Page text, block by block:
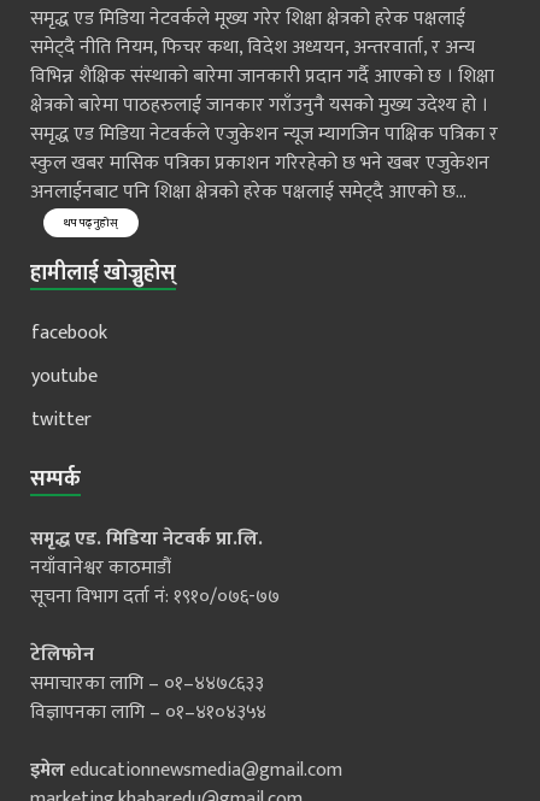
समृद्ध एड मिडिया नेटवर्कले मूख्य गरेर शिक्षा क्षेत्रको हरेक पक्षलाई
समेट्दै नीति नियम, फिचर कथा, विदेश अध्ययन, अन्तरवार्ता, र अन्य
विभिन्न शैक्षिक संस्थाको बारेमा जानकारी प्रदान गर्दै आएको छ । शिक्षा
क्षेत्रको बारेमा पाठहरुलाई जानकार गराँउनुनै यसको मुख्य उदेश्य हो ।
समृद्ध एड मिडिया नेटवर्कले एजुकेशन न्यूज म्यागजिन पाक्षिक पत्रिका र
स्कुल खबर मासिक पत्रिका प्रकाशन गरिरहेको छ भने खबर एजुकेशन
अनलाईनबाट पनि शिक्षा क्षेत्रको हरेक पक्षलाई समेट्दै आएको छ...
थप पढ्नुहोस्
हामीलाई खोज्नुहोस्
facebook
youtube
twitter
सम्पर्क
समृद्ध एड. मिडिया नेटवर्क प्रा.लि.
नयाँवानेश्वर काठमाडौं
सूचना विभाग दर्ता नं: १९१०/०७६-७७
टेलिफोन
समाचारका लागि – ०१–४४७८६३३
विज्ञापनका लागि – ०१–४१०४३५४
इमेलeducationnewsmedia@gmail.com